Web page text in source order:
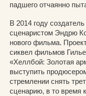
падшего отчаянно
В 2014 году
сценаристом Эндрю
нового фильма.
сиквел фильмов
«Хеллбой: Золотая
выступить
стремлении снять
сценарию, в то время